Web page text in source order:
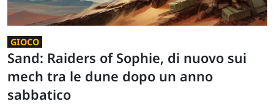
GIOCO
Sand: Raiders of Sophie, di nuovo sui
mech tra le dune dopo un anno
sabbatico